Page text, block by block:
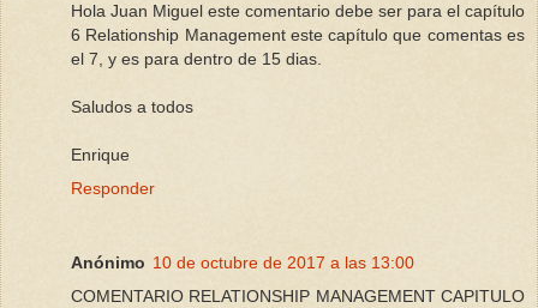
Hola Juan Miguel este comentario debe ser para el capítulo
6 Relationship Management este capítulo que comentas es
el 7, y es para dentro de 15 dias.
Saludos a todos
Enrique
Responder
Anónimo 10 de octubre de 2017 a las 13:00
COMENTARIO RELATIONSHIP MANAGEMENT CAPITULO